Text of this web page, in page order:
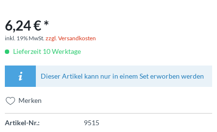
6,24 € *
inkl. 19% MwSt. zzgl. Versandkosten
Lieferzeit 10 Werktage
Dieser Artikel kann nur in einem Set erworben werden
Merken
Artikel-Nr.:
9515